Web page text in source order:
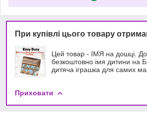
При купівлі цього товару
Цей товар - ІМЯ на дошці.
безкоштовно імя дитини на
дитяча іграшка для самих
Приховати